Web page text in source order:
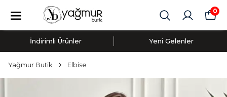
0
İndirimli Ürünler Yeni Gelenler
Yağmur Butik Elbise